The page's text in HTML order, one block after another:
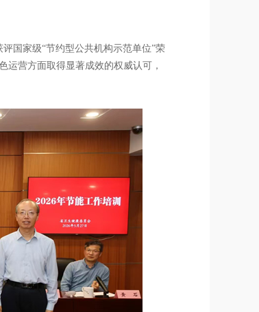
国家级“节约型公共机构示范单位”荣
运营方面取得显著成效的权威认可，